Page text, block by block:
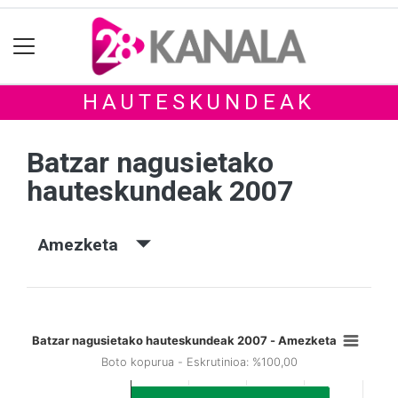
HAUTESKUNDEAK
Batzar nagusietako
hauteskundeak 2007
Amezketa
Batzar nagusietako hauteskundeak 2007 - Amezketa
Boto kopurua - Eskrutinioa: %100,00